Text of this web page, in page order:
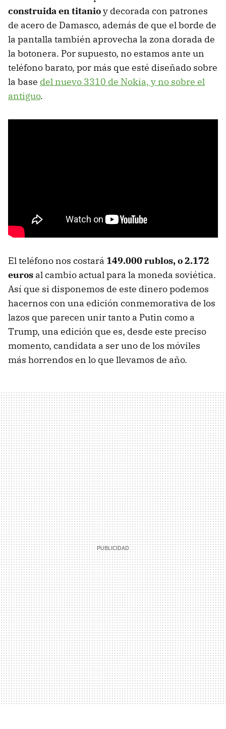
construida en titanioy decorada con patrones
de acero de Damasco, además de que el borde de
la pantalla también aprovecha la zona dorada de
la botonera. Por supuesto, no estamos ante un
teléfono barato, por más que esté diseñado sobre
la base del nuevo 3310 de Nokia, y no sobre el
antiguo.
El teléfono nos costará 149.000 rublos, o 2.172
euros al cambio actual para la moneda soviética.
Así que si disponemos de este dinero podemos
hacernos con una edición conmemorativa de los
lazos que parecen unir tanto a Putin como a
Trump, una edición que es, desde este preciso
momento, candidata a ser uno de los móviles
más horrendos en lo que llevamos de año.